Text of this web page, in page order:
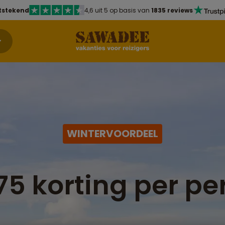
4,6 uit 5 op basis van 1835 reviews
WINTERVOORDEEL
korting per